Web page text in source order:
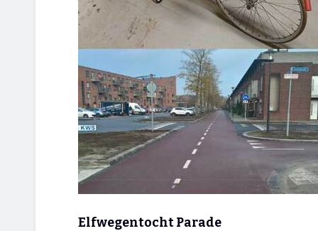
Elfwegentocht Parade